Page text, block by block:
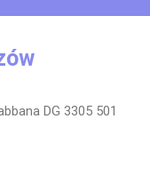
DG 3305 501